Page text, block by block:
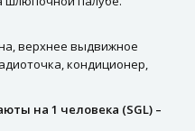
верхнее выдвижное
кондиционер,
на 1 человека (SGL) –